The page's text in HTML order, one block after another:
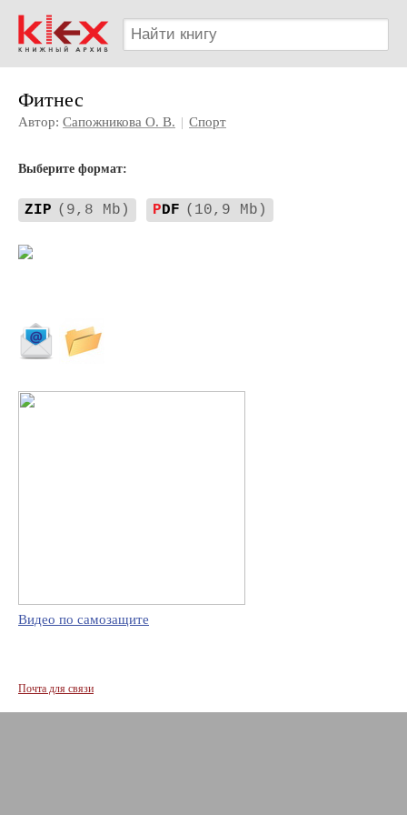
Фитнес
Автор: Сапожникова О. В. | Спорт
Выберите формат:
ZIP (9,8 Mb) PDF (10,9 Mb)
Видео по самозащите
Почта для связи